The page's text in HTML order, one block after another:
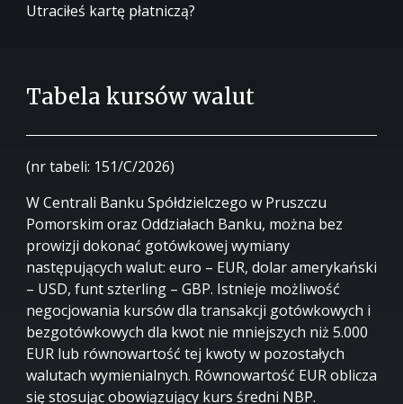
Utraciłeś kartę płatniczą?
Tabela kursów walut
(nr tabeli: 151/C/2026)
W Centrali Banku Spółdzielczego w Pruszczu
Pomorskim oraz Oddziałach Banku, można bez
prowizji dokonać gotówkowej wymiany
następujących walut: euro – EUR, dolar amerykański
– USD, funt szterling – GBP. Istnieje możliwość
negocjowania kursów dla transakcji gotówkowych i
bezgotówkowych dla kwot nie mniejszych niż 5.000
EUR lub równowartość tej kwoty w pozostałych
walutach wymienialnych. Równowartość EUR oblicza
się stosując obowiązujący kurs średni NBP.